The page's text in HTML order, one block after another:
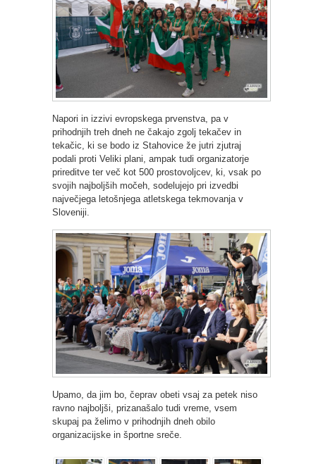
Napori in izzivi evropskega prvenstva, pa v
prihodnjih treh dneh ne čakajo zgolj tekačev in
tekačic, ki se bodo iz Stahovice že jutri zjutraj
podali proti Veliki plani, ampak tudi organizatorje
prireditve ter več kot 500 prostovoljcev, ki, vsak po
svojih najboljših močeh, sodelujejo pri izvedbi
največjega letošnjega atletskega tekmovanja v
Sloveniji.
Upamo, da jim bo, čeprav obeti vsaj za petek niso
ravno najboljši, prizanašalo tudi vreme, vsem
skupaj pa želimo v prihodnjih dneh obilo
organizacijske in športne sreče.